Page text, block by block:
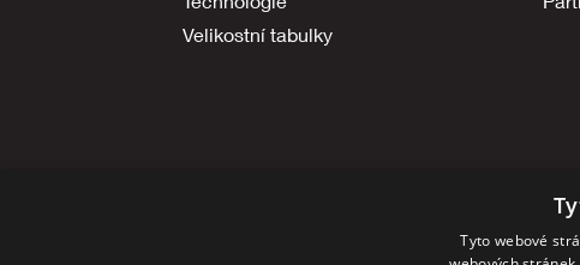
Technologie
Velikostní tabulky
Tyto webové